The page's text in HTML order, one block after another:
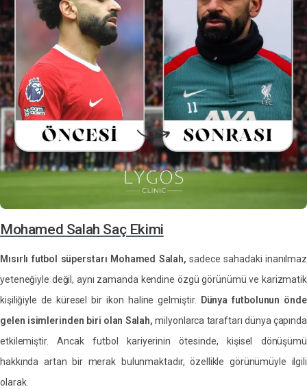
Mohamed Salah Saç Ekimi
Mısırlı futbol süperstarı Mohamed Salah, sadece sahadaki inanılmaz
yeteneğiyle değil, aynı zamanda kendine özgü görünümü ve karizmatik
kişiliğiyle de küresel bir ikon haline gelmiştir.
Dünya futbolunun önde
gelen isimlerinden biri olan Salah, milyonlarca taraftarı dünya çapında
etkilemiştir. Ancak futbol kariyerinin ötesinde, kişisel dönüşümü
hakkında artan bir merak bulunmaktadır, özellikle görünümüyle ilgili
olarak.